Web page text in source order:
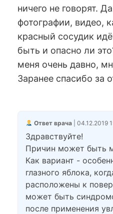
ничего не говорят.
фотографии, видео,
красный сосудик
быть и опасно ли
меня очень давно,
Заранее спасибо за
Ответ врача| 04.12.2019
Здравствуйте!
Причин может быть
Как вариант -
глазного яблока,
расположены к
может быть
после применения